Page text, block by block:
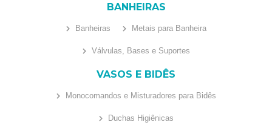
BANHEIRAS
Banheiras Metais para Banheira
Válvulas, Bases e Suportes
VASOS E BIDÊS
Monocomandos e Misturadores para Bidês
Duchas Higiênicas